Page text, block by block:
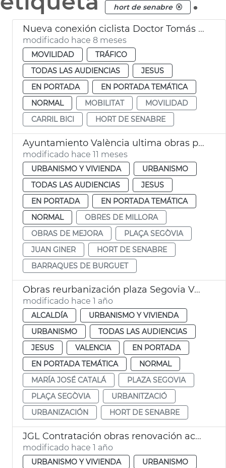
hort de senabre
Nueva conexión ciclista Doctor Tomás Sala València
modificado hace 8 meses
MOVILIDAD
TRÁFICO
TODAS LAS AUDIENCIAS
JESUS
EN PORTADA
EN PORTADA TEMÁTICA
NORMAL
MOBILITAT
MOVILIDAD
CARRIL BICI
HORT DE SENABRE
Ayuntamiento València ultima obras plaza Segovia
modificado hace 11 meses
URBANISMO Y VIVIENDA
URBANISMO
TODAS LAS AUDIENCIAS
JESUS
EN PORTADA
EN PORTADA TEMÁTICA
NORMAL
OBRES DE MILLORA
OBRAS DE MEJORA
PLAÇA SEGÒVIA
JUAN GINER
HORT DE SENABRE
BARRAQUES DE BURGUET
Obras reurbanización plaza Segovia València
modificado hace 1 año
ALCALDÍA
URBANISMO Y VIVIENDA
URBANISMO
TODAS LAS AUDIENCIAS
JESUS
VALENCIA
EN PORTADA
EN PORTADA TEMÁTICA
NORMAL
MARÍA JOSÉ CATALÁ
PLAZA SEGOVIA
PLAÇA SEGÒVIA
URBANITZACIÓ
URBANIZACIÓN
HORT DE SENABRE
JGL Contratación obras renovación aceras València
modificado hace 1 año
URBANISMO Y VIVIENDA
URBANISMO